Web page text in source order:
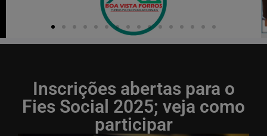
Inscrições abertas para o
Fies Social 2025; veja como
participar